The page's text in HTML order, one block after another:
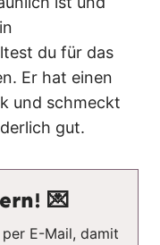
du für das
Er hat einen
und schmeckt
gut.
💌
E-Mail, damit